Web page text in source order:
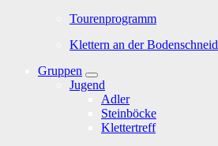
Tourenprogramm
Klettern an der Bodenschneid
Gruppen
Jugend
Adler
Steinböcke
Klettertreff